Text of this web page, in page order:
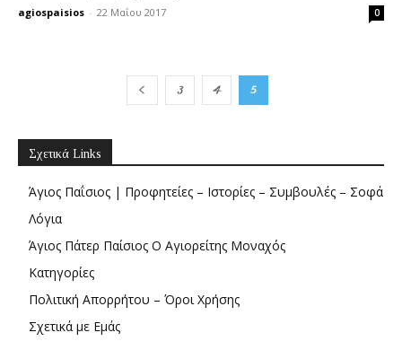
agiospaisios - 22 Μαΐου 2017 0
3 4 5
Σχετικά Links
Άγιος Παΐσιος | Προφητείες – Ιστορίες – Συμβουλές – Σοφά
Λόγια
Άγιος Πάτερ Παίσιος Ο Αγιορείτης Μοναχός
Κατηγορίες
Πολιτική Απορρήτου – Όροι Χρήσης
Σχετικά με Εμάς